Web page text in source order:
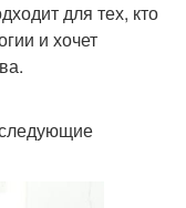
для тех, кто
и хочет